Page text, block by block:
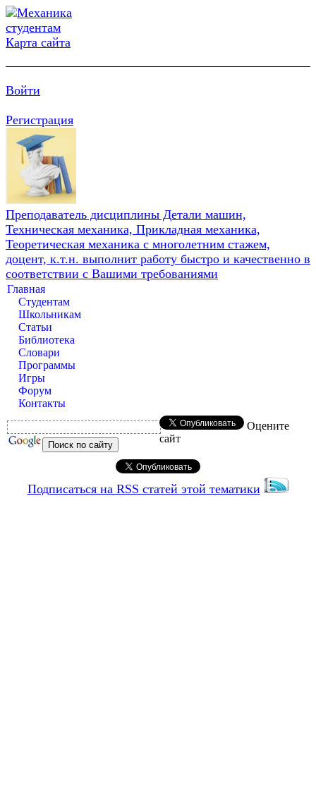
Карта сайта
Войти
Регистрация
Преподаватель дисциплины Детали машин,
Техническая механика, Прикладная механика,
Теоретическая механика с многолетним стажем,
доцент, к.т.н. выполнит работу быстро и качественно в
соответствии с Вашими требованиями
Главная
Студентам
Школьникам
Статьи
Библиотека
Словари
Программы
Игры
Форум
Контакты
Оцените
сайт
Подписаться на RSS статей этой тематики